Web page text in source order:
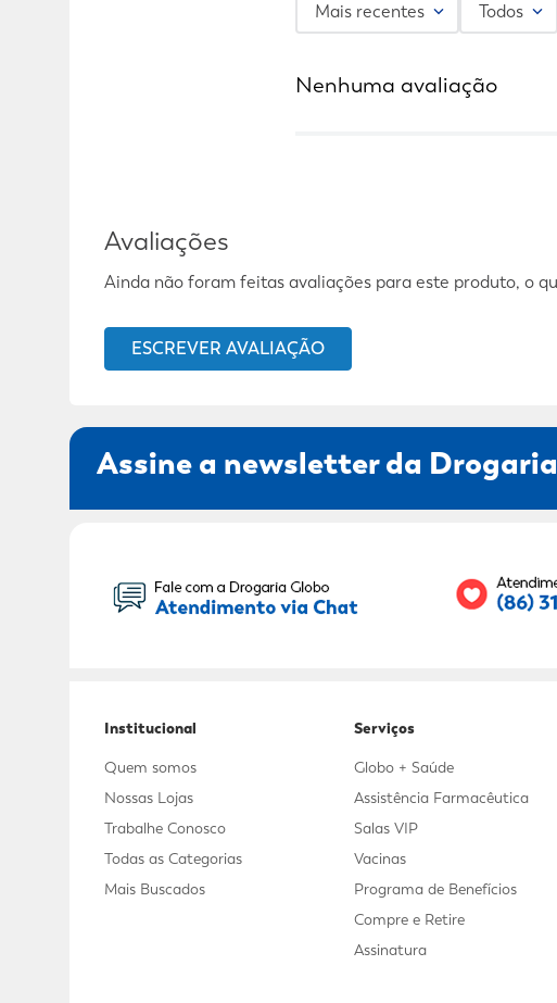
Mais recentes Todos
Nenhuma avaliação
Avaliações
Ainda não foram feitas avaliações para este produto, o
ESCREVER AVALIAÇÃO
Assine a newsletter da
Institucional
Quem somos
Nossas Lojas
Trabalhe Conosco
Todas as Categorias
Mais Buscados
Serviços
Globo + Saúde
Assistência Farmacêutica
Salas VIP
Vacinas
Programa de Benefícios
Compre e Retire
Assinatura